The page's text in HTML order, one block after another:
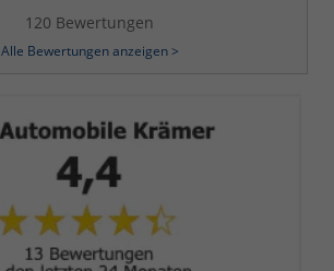
120 Bewertungen
Alle Bewertungen anzeigen >